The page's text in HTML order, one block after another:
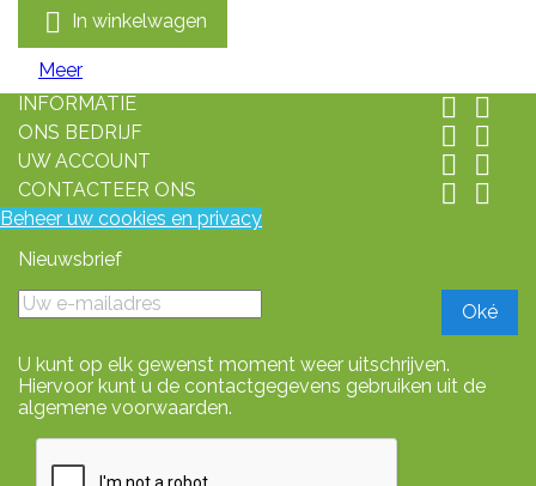
 In winkelwagen
Meer
INFORMATIE
 
ONS BEDRIJF  
UW ACCOUNT  
CONTACTEER ONS  
Beheer uw cookies en privacy
Nieuwsbrief
U kunt op elk gewenst moment weer uitschrijven.
Hiervoor kunt u de contactgegevens gebruiken uit de
algemene voorwaarden.